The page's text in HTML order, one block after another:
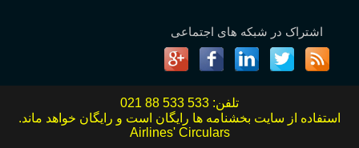
اشتراک در شبکه های اجتماعی
تلفن: 021 88 533 533
استفاده از سایت بخشنامه ها رایگان است و رایگان خواهد ماند.
Airlines' Circulars